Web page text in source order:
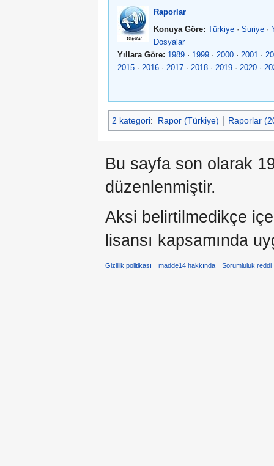
Raporlar
Konuya Göre: Türkiye· Suriye·
Dosyalar
Yıllara Göre: 1989 · 1999 · 2000 · 2001 ·
2015 · 2016 · 2017 · 2018 · 2019 · 2020 ·
2 kategori: Rapor (Türkiye) Raporlar
Bu sayfa son olarak
düzenlenmiştir.
Aksi belirtilmedikçe
lisansı kapsamında
Gizlilik politikası madde14 hakkında Sorumluluk reddi